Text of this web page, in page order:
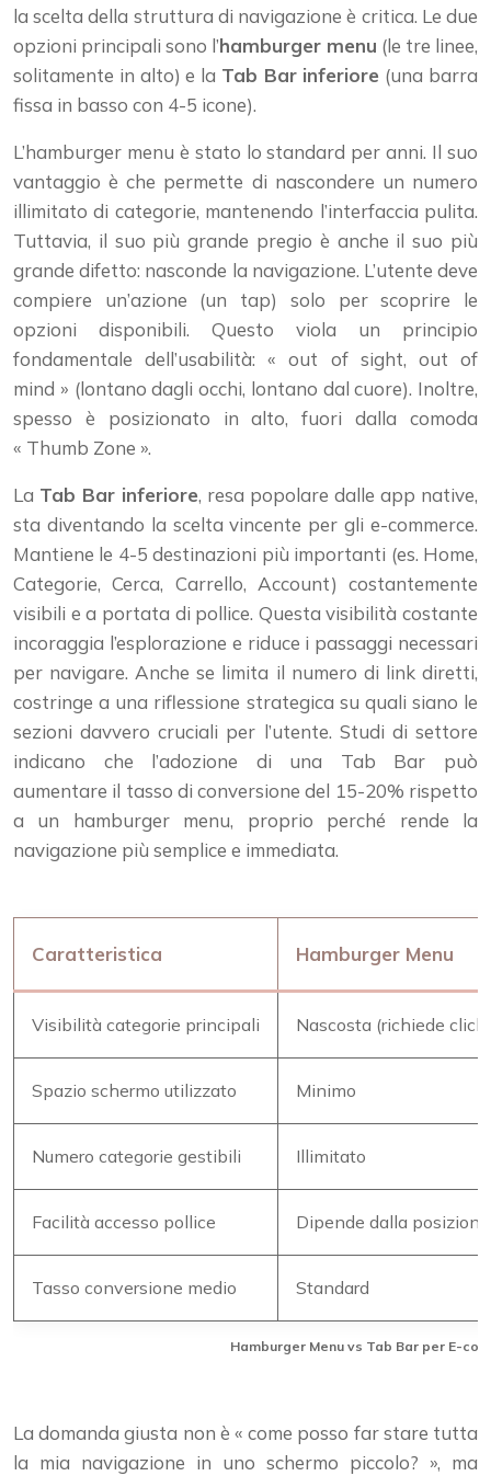
la scelta della struttura di navigazione è critica. Le due
opzioni principali sono l’hamburger menu (le tre linee,
solitamente in alto) e la Tab Bar inferiore (una barra
fissa in basso con 4-5 icone).
L’hamburger menu è stato lo standard per anni. Il suo
vantaggio è che permette di nascondere un numero
illimitato di categorie, mantenendo l’interfaccia pulita.
Tuttavia, il suo più grande pregio è anche il suo più
grande difetto: nasconde la navigazione. L’utente deve
compiere un’azione (un tap) solo per scoprire le
opzioni disponibili. Questo viola un principio
fondamentale dell’usabilità: « out of sight, out of
mind » (lontano dagli occhi, lontano dal cuore). Inoltre,
spesso è posizionato in alto, fuori dalla comoda
« Thumb Zone ».
La Tab Bar inferiore, resa popolare dalle app native,
sta diventando la scelta vincente per gli e-commerce.
Mantiene le 4-5 destinazioni più importanti (es. Home,
Categorie, Cerca, Carrello, Account) costantemente
visibili e a portata di pollice. Questa visibilità costante
incoraggia l’esplorazione e riduce i passaggi necessari
per navigare. Anche se limita il numero di link diretti,
costringe a una riflessione strategica su quali siano le
sezioni davvero cruciali per l’utente. Studi di settore
indicano che l’adozione di una Tab Bar può
aumentare il tasso di conversione del 15-20% rispetto
a un hamburger menu, proprio perché rende la
navigazione più semplice e immediata.
Hamburger Menu vs Tab Bar per E-
Caratteristica Hamburger Menu
Visibilità categorie principali Nascosta (richiede click)
Spazio schermo utilizzato Minimo
Numero categorie gestibili Illimitato
Facilità accesso pollice Dipende dalla posizione
Tasso conversione medio Standard
La domanda giusta non è « come posso far stare tutta
la mia navigazione in uno schermo piccolo? », ma